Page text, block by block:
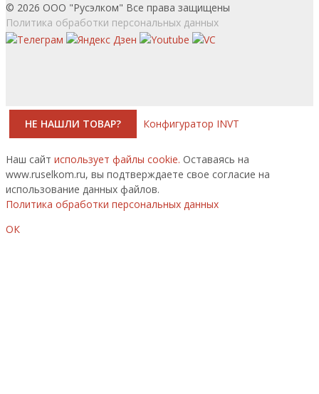
© 2026 ООО "Русэлком" Все права защищены
Политика обработки персональных данных
НЕ НАШЛИ ТОВАР? Конфигуратор INVT
Наш сайт использует файлы cookie. Оставаясь на
www.ruselkom.ru, вы подтверждаете свое согласие на
использование данных файлов.
Политика обработки персональных данных
ОК